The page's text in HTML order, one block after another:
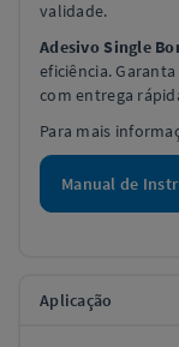
validade.
Adesivo Single
eficiência.
com entrega
Para mais
Manual de
Aplicação